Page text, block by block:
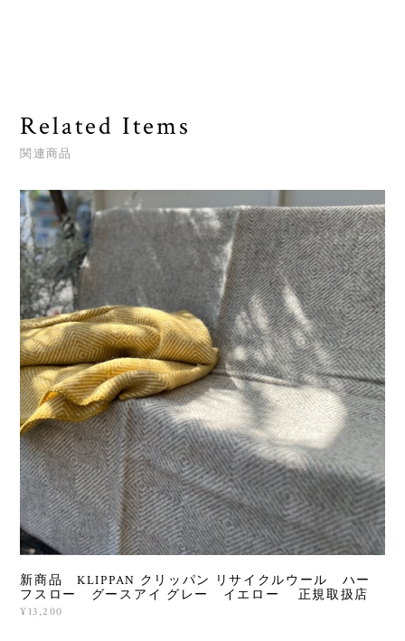
Related Items
関連商品
新商品 KLIPPAN クリッパン リサイクルウール ハー
フスロー グースアイ グレー イエロー 正規取扱店
¥13,200